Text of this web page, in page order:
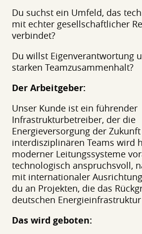
Du suchst ein Umfeld, das
mit echter gesellschaftlicher
verbindet?
Du willst Eigenverantwortung
starken Teamzusammenhalt?
Der Arbeitgeber:
Unser Kunde ist ein führender
Infrastrukturbetreiber, der die
Energieversorgung der
interdisziplinären Teams wird
moderner Leitungssysteme
technologisch anspruchsvoll,
mit internationaler
du an Projekten, die das
deutschen
Das wird geboten: